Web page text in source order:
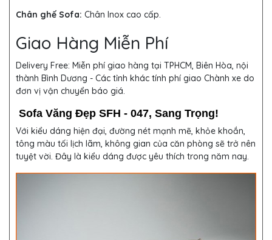
Chân ghế Sofa: Chân Inox cao cấp.
Giao Hàng Miễn Phí
Delivery Free: Miễn phí giao hàng tại TPHCM, Biên Hòa, nội
thành Bình Dương - Các tỉnh khác tính phí giao Chành xe do
đơn vị vận chuyển báo giá.
Sofa Văng Đẹp SFH - 047, Sang Trọng!
Với kiểu dáng hiện đại, đường nét mạnh mẽ, khỏe khoắn,
tông màu tối lịch lãm, không gian của căn phòng sẽ trở nên
tuyệt vời. Đây là kiểu dáng được yêu thích trong năm nay.